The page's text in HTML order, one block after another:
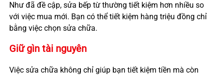
Như đã đề cập, sửa bếp từ thường tiết kiệm hơn nhiều so
với việc mua mới. Bạn có thể tiết kiệm hàng triệu đồng chỉ
bằng việc chọn sửa chữa.
Giữ gìn tài nguyên
Việc sửa chữa không chỉ giúp bạn tiết kiệm tiền mà còn